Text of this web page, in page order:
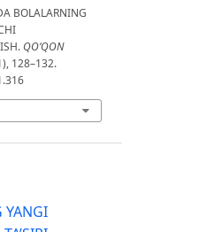
BOLALARNING
QO‘QON
128–132.
YANGI